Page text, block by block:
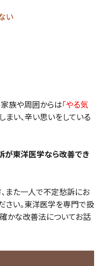
い
族や周囲からは「やる気
まい、辛い思いをしている
が東洋医学なら改善でき
また一人で不定愁訴にお
さい。東洋医学を専門で扱
かな改善法についてお話